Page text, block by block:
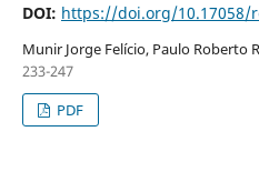
DOI: https://doi.org/10.17058/
Munir Jorge Felício, Paulo Roberto
233-247
PDF